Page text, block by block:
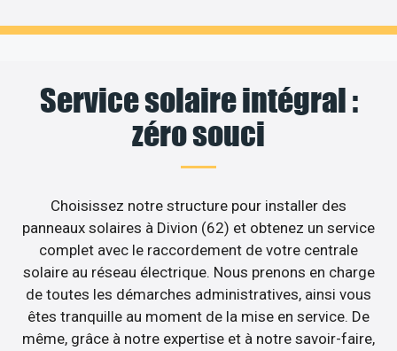
Service solaire intégral :
zéro souci
Choisissez notre structure pour installer des
panneaux solaires à Divion (62) et obtenez un service
complet avec le raccordement de votre centrale
solaire au réseau électrique. Nous prenons en charge
de toutes les démarches administratives, ainsi vous
êtes tranquille au moment de la mise en service. De
même, grâce à notre expertise et à notre savoir-faire,